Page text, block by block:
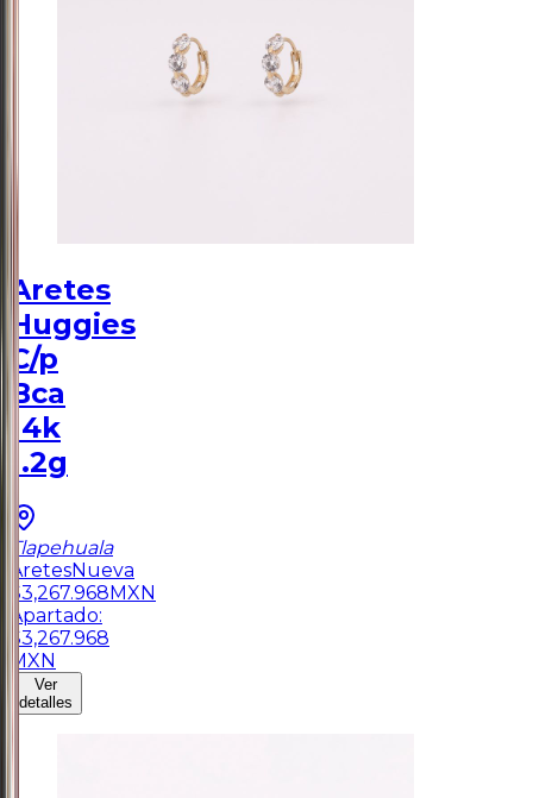
Aretes
Huggies
C/p
Bca
14k
1.2g
Tlapehuala
AretesNueva
$3,267.968MXN
Apartado:
$3,267.968
MXN
Ver
detalles